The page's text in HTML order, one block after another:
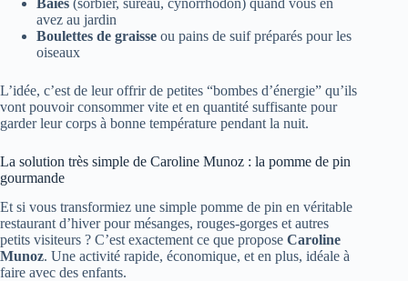
avez au jardin
Boulettes de graisse ou pains de suif préparés pour les
oiseaux
L’idée, c’est de leur offrir de petites “bombes d’énergie” qu’ils
vont pouvoir consommer vite et en quantité suffisante pour
garder leur corps à bonne température pendant la nuit.
La solution très simple de Caroline Munoz : la pomme de pin
gourmande
Et si vous transformiez une simple pomme de pin en véritable
restaurant d’hiver pour mésanges, rouges-gorges et autres
petits visiteurs ? C’est exactement ce que propose Caroline
Munoz. Une activité rapide, économique, et en plus, idéale à
faire avec des enfants.